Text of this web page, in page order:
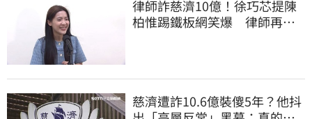
律師詐慈濟10億！徐巧芯提陳
柏惟踢鐵板網笑爆 律師再曬1
慈濟遭詐10.6億裝傻5年？他抖